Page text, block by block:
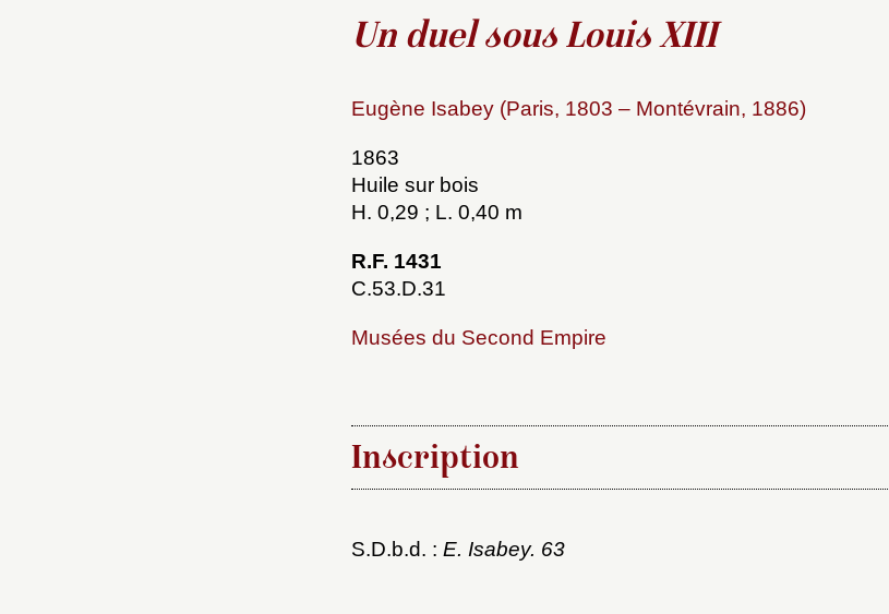
Un duel sous Louis XIII
Eugène Isabey (Paris, 1803 – Montévrain, 1886)
1863
Huile sur bois
H. 0,29 ; L. 0,40 m
R.F. 1431
C.53.D.31
Musées du Second Empire
Inscription
S.D.b.d. : E. Isabey. 63